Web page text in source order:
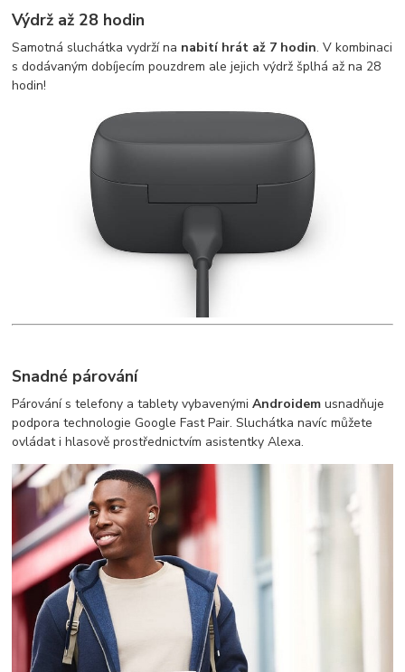
Výdrž až 28 hodin
Samotná sluchátka vydrží na nabití hrát až 7 hodin. V kombinaci
s dodávaným dobíjecím pouzdrem ale jejich výdrž šplhá až na 28
hodin!
Snadné párování
Párování s telefony a tablety vybavenýmiAndroidem usnadňuje
podpora technologie Google Fast Pair. Sluchátka navíc můžete
ovládat i hlasově prostřednictvím asistentky Alexa.